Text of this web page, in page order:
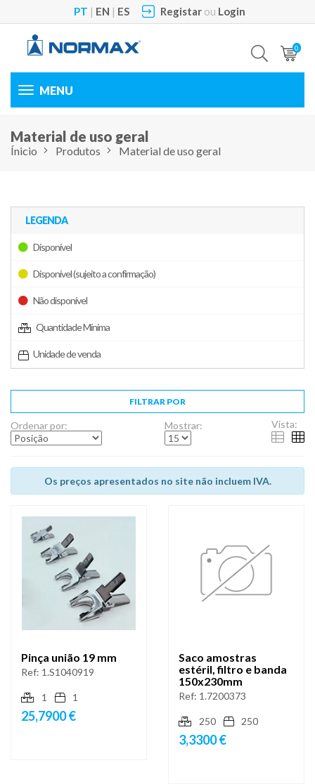
PT | EN | ES Registarou Login
0
Toggle
Material de uso geral
Ínicio Produtos Material de uso geral
LEGENDA
Disponível
Disponível (sujeito a confirmação)
Não disponível
Quantidade Mínima
Unidade de venda
FILTRAR POR
Ordenar por: Mostrar: Vista:
Os preços apresentados no site não incluem IVA.
Pinça união 19 mm
Ref: 1.S1040919
1 1
25,7900 €
Saco amostras
estéril, filtro e banda
150x230mm
Ref: 1.7200373
250 250
3,3300 €